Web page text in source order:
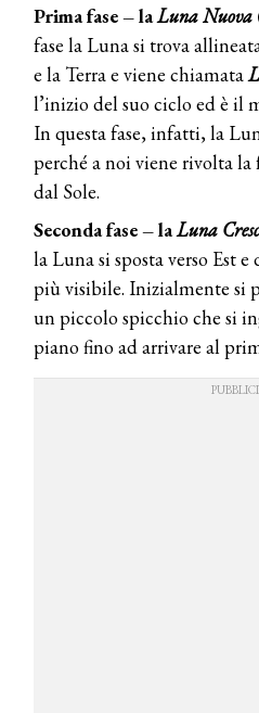
Prima fase – laLuna Nuova
fase la Luna si trova
e la Terra e viene chiamata
l’inizio del suo ciclo ed è il
In questa fase, infatti, la
perché a noi viene rivolta
dal Sole.
Seconda fase – laLuna
la Luna si sposta verso Est
più visibile. Inizialmente si
un piccolo spicchio che si
piano fino ad arrivare al